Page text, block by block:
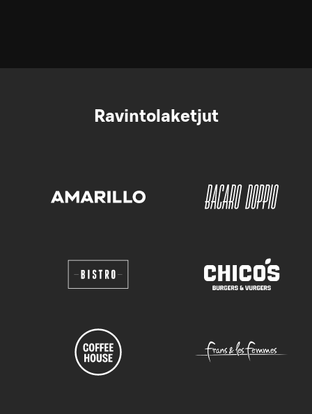
Ravintolaketjut